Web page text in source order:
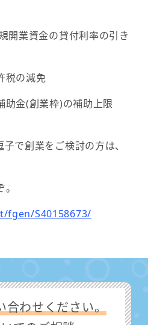
開業資金の貸付利率の引き
税の減免
金(創業枠)の補助上限
で創業をご検討の方は、
S40158673/
合わせください。